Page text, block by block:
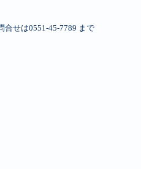
合せは0551-45-7789 まで